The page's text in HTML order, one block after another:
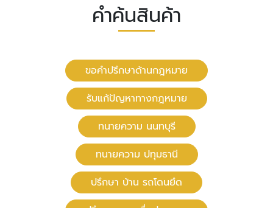
คำค้นสินค้า
ขอคำปรึกษาด้านกฎหมาย
รับแก้ปัญหาทางกฎหมาย
ทนายความ นนทบุรี
ทนายความ ปทุมธานี
ปรึกษา บ้าน รถโดนยึด